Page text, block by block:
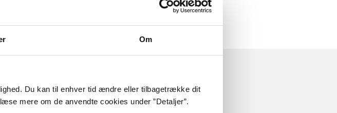
Om
Du kan til enhver tid ændre eller tilbagetrække dit
mere om de anvendte cookies under ”Detaljer”.